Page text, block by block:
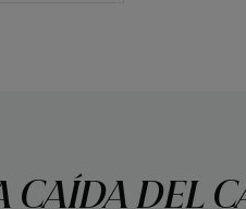
CAÍDA DEL